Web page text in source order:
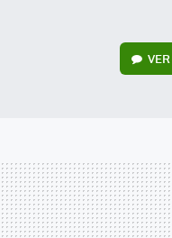
VER